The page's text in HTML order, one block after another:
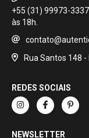
+55 (31) 99973-3337
Rua Santos 148
REDES SOCIAIS
NEWSLETTER